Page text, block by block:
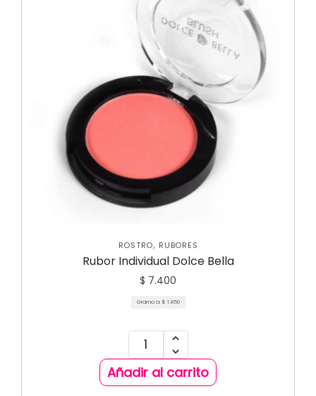
ROSTRO, RUBORES
Rubor Individual Dolce Bella
$ 7.400
Gramo a: $ 1.850
Añadir al carrito